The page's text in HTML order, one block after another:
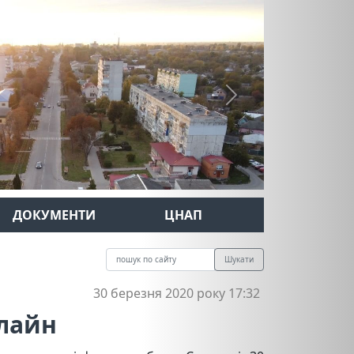
Next
ДОКУМЕНТИ ЦНАП
Шукати
30 березня 2020 року 17:32